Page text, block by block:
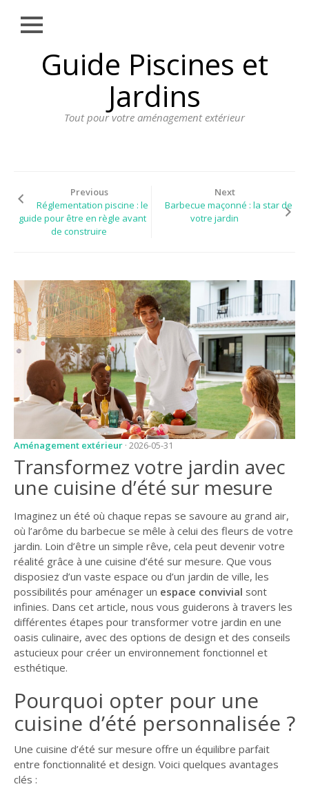
Guide Piscines et
Jardins
Tout pour votre aménagement extérieur
Close
AMÉNAGEMENT
EXTÉRIEUR
PLANTATIONS
REVÊTEMENT
DOSSIER
JARDIN
CONSEILS ET
ASTUCES
GUIDES
JARDIN
ENTRETIEN
ENTRETIEN
PARTENAIRES
LIGNE JARDIN
INFO PAYSAGISTE
GUIDE JARDIN ET
PAYSAGE
GUIDE JARDIN
ELAGAGE ET
COMPAGNIE
Previous
Réglementation piscine : le
guide pour être en règle avant
de construire
Next
Barbecue maçonné : la star de
votre jardin
Aménagement extérieur · 2026-05-31
Transformez votre jardin avec
une cuisine d’été sur mesure
Imaginez un été où chaque repas se savoure au grand air,
où l’arôme du barbecue se mêle à celui des fleurs de votre
jardin. Loin d’être un simple rêve, cela peut devenir votre
réalité grâce à une cuisine d’été sur mesure. Que vous
disposiez d’un vaste espace ou d’un jardin de ville, les
possibilités pour aménager un espace convivial sont
infinies. Dans cet article, nous vous guiderons à travers les
différentes étapes pour transformer votre jardin en une
oasis culinaire, avec des options de design et des conseils
astucieux pour créer un environnement fonctionnel et
esthétique.
Pourquoi opter pour une
cuisine d’été personnalisée ?
Une cuisine d’été sur mesure offre un équilibre parfait
entre fonctionnalité et design. Voici quelques avantages
clés :